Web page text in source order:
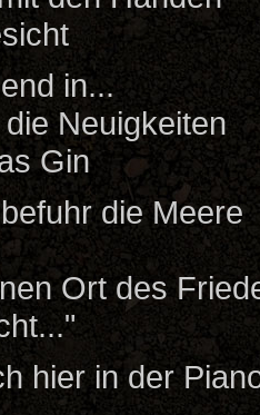
in...
Neuigkeiten
Gin
die Meere
Ort des
hier in der